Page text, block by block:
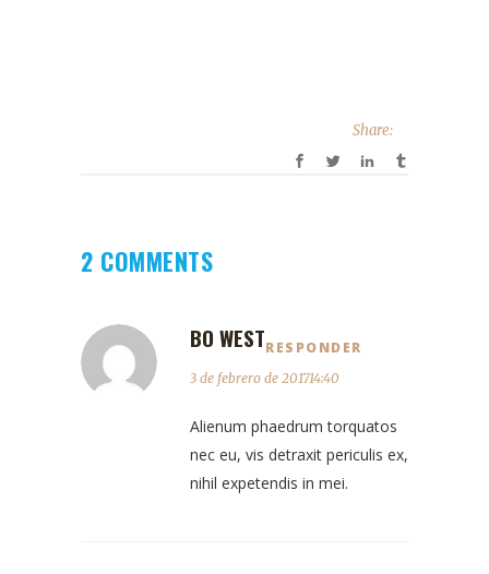
Share:
2 COMMENTS
BO WESTRESPONDER
3 de febrero de 201714:40
Alienum phaedrum torquatos
nec eu, vis detraxit periculis ex,
nihil expetendis in mei.